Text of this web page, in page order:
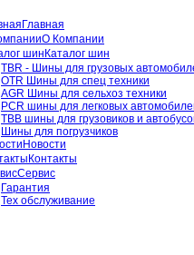
Главная
О Компании
Каталог шин
TBR - Шины для грузовых
OTR Шины для спец техники
AGR Шины для сельхоз техники
PCR шины для легковых
TBB шины для грузовиков и
Шины для погрузчиков
Новости
Контакты
Сервис
Гарантия
Тех обслуживание